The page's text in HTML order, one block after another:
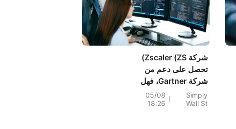
شركة Zscaler (ZS)
تحصل على دعم من
شركة Gartner، فهل
لا تزال هناك إمكانية
لزيادة قيمتها؟
Simply
Wall St
05/08
18:26